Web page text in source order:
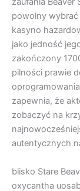
powolny wybrać
kasyno
jako jedność
zakończony
pilności prawie
zapewnia, że
zobaczyć na
autentycznych
blisko Stare
oxycantha